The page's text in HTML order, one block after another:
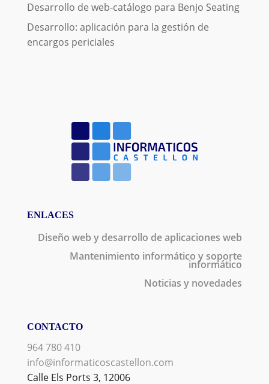
Desarrollo de web-catálogo para Benjo Seating
Desarrollo: aplicación para la gestión de
encargos periciales
ENLACES
Diseño web y desarrollo de aplicaciones web
Mantenimiento informático y soporte
informático
Noticias y novedades
CONTACTO
964 780 410
info@informaticoscastellon.com
Calle Els Ports 3, 12006